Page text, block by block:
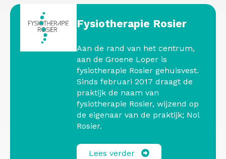
Fysiotherapie Rosier
Aan de rand van het centrum,
aan de Groene Loper is
fysiotherapie Rosier gehuisvest.
Sinds februari 2017 draagt de
praktijk de naam van
fysiotherapie Rosier, wijzend op
de eigenaar van de praktijk; Nol
Rosier.
Lees verder